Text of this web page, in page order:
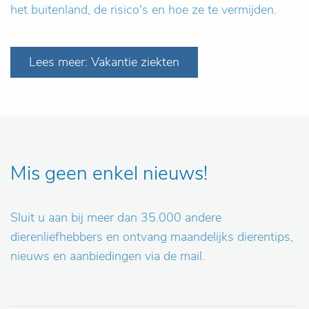
het buitenland, de risico's en hoe ze te vermijden.
Lees meer: Vakantie ziekten
Mis geen enkel nieuws!
Sluit u aan bij meer dan 35.000 andere
dierenliefhebbers en ontvang maandelijks dierentips,
nieuws en aanbiedingen via de mail.